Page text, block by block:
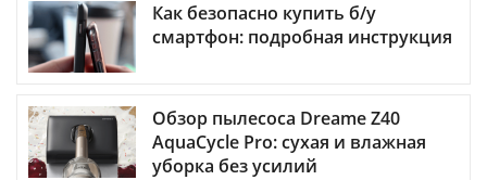
Как безопасно купить б/у
смартфон: подробная инструкция
Обзор пылесоса Dreame Z40
AquaCycle Pro: сухая и влажная
уборка без усилий